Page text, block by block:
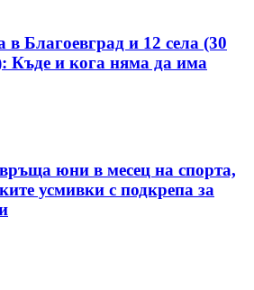
в Благоевград и 12 села (30
Къде и кога няма да има
юни в месец на спорта,
усмивки с подкрепа за